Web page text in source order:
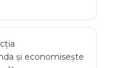
și economisește